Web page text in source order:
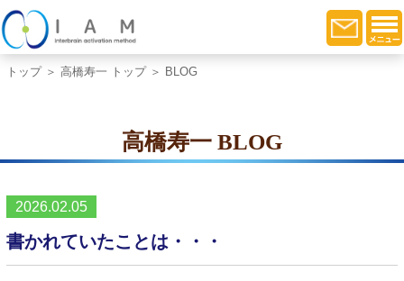
トップ＞ 高橋寿一 トップ＞ BLOG
高橋寿一 BLOG
2026.02.05
書かれていたことは・・・